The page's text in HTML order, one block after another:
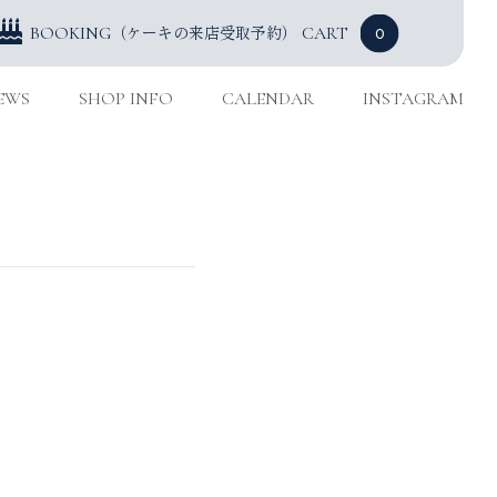
BOOKING（ケーキの来店受取予約） CART 0
SHOP INFO CALENDAR INSTAGRAM